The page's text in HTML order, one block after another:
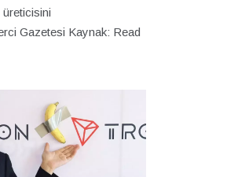
üreticisini
Gazetesi Kaynak: Read